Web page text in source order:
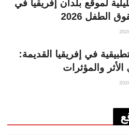
لموقع بلدان إفريقيا في
الطفل 2026
في إفريقيا القديمة:
والمؤثرات